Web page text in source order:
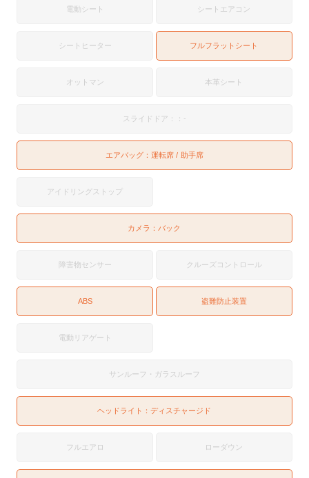
電動シート シートエアコン
シートヒーター フルフラットシート
オットマン 本革シート
スライドドア：：-
エアバッグ： 運転席 助手席
アイドリングストップ
カメラ： バック
障害物センサー クルーズコントロール
ABS 盗難防止装置
電動リアゲート
サンルーフ・ガラスルーフ
ヘッドライト：ディスチャージド
フルエアロ ローダウン